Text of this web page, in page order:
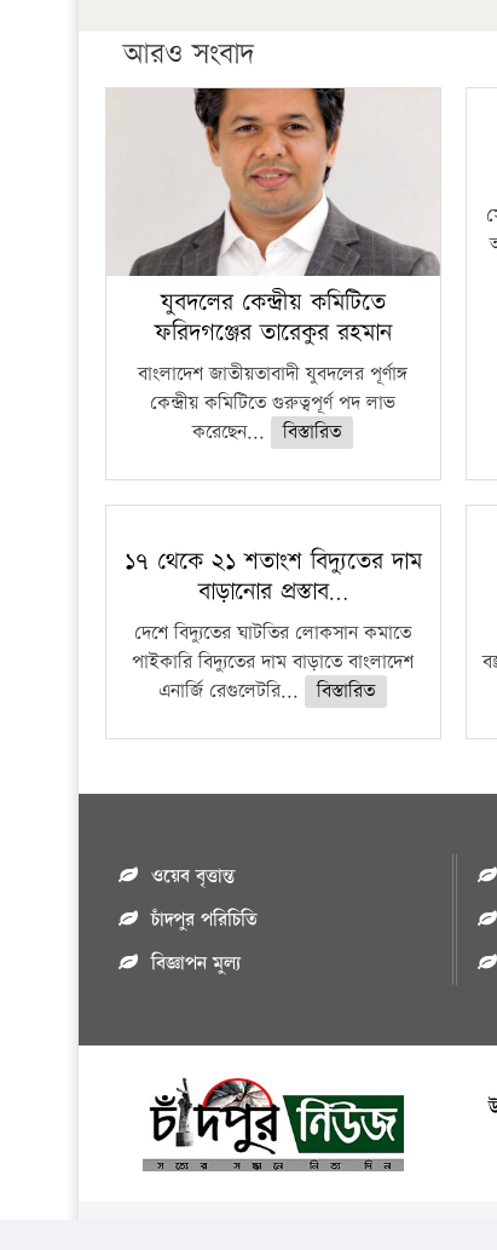
আরও সংবাদ
যুবদলের কেন্দ্রীয় কমিটিতে
ফরিদগঞ্জের তারেকুর রহমান
বাংলাদেশ জাতীয়তাবাদী যুবদলের পূর্ণাঙ্গ
কেন্দ্রীয় কমিটিতে গুরুত্বপূর্ণ পদ লাভ
করেছেন...
বিস্তারিত
১৭ থেকে ২১ শতাংশ বিদ্যুতের দাম
বাড়ানোর প্রস্তাব…
দেশে বিদ্যুতের ঘাটতির লোকসান কমাতে
পাইকারি বিদ্যুতের দাম বাড়াতে বাংলাদেশ
এনার্জি রেগুলেটরি...
বিস্তারিত
ওয়েব বৃত্তান্ত
চাঁদপুর পরিচিতি
বিজ্ঞাপন মুল্য